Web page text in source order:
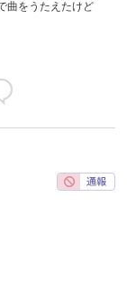
曲をうたえたけど